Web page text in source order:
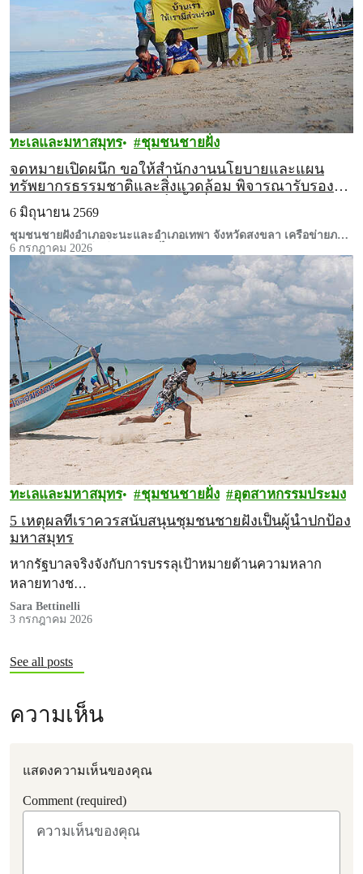
ทะเลและมหาสมุทร ชุมชนชายฝั่ง
จดหมายเปิดผนึก ขอให้สำนักงานนโยบายและแผน
ทรัพยากรธรรมชาติและสิ่งแวดล้อม พิจารณารับรอง
“เลชุมชน จะนะ-เทพา” เป็นพื้นที่คุ้มครองความหลาก
หลายทางชีวภาพทางทะเลชายฝั่งนอกเขตพื้นที่คุ้มครอง
หรือ OECMs โดยชุมชน
6 มิถุนายน 2569
ชุมชนชายฝั่งอำเภอจะนะและอำเภอเทพา จังหวัดสงขลา เครือข่ายภาค
ประชาชนและกรีนพีซ ประเทศไทย
6 กรกฎาคม 2026
ทะเลและมหาสมุทร ชุมชนชายฝั่ง อุตสาหกรรมประมง
5 เหตุผลที่เราควรสนับสนุนชุมชนชายฝั่งเป็นผู้นำปกป้อง
มหาสมุทร
หากรัฐบาลจริงจังกับการบรรลุเป้าหมายด้านความหลาก
หลายทางช…
Sara Bettinelli
3 กรกฎาคม 2026
See all posts
ความเห็น
แสดงความเห็นของคุณ
Comment (required)